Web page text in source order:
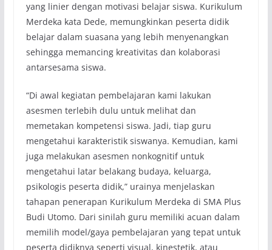
yang linier dengan motivasi belajar siswa. Kurikulum
Merdeka kata Dede, memungkinkan peserta didik
belajar dalam suasana yang lebih menyenangkan
sehingga memancing kreativitas dan kolaborasi
antarsesama siswa.
“Di awal kegiatan pembelajaran kami lakukan
asesmen terlebih dulu untuk melihat dan
memetakan kompetensi siswa. Jadi, tiap guru
mengetahui karakteristik siswanya. Kemudian, kami
juga melakukan asesmen nonkognitif untuk
mengetahui latar belakang budaya, keluarga,
psikologis peserta didik,” urainya menjelaskan
tahapan penerapan Kurikulum Merdeka di SMA Plus
Budi Utomo. Dari sinilah guru memiliki acuan dalam
memilih model/gaya pembelajaran yang tepat untuk
peserta didiknya seperti visual, kinestetik, atau